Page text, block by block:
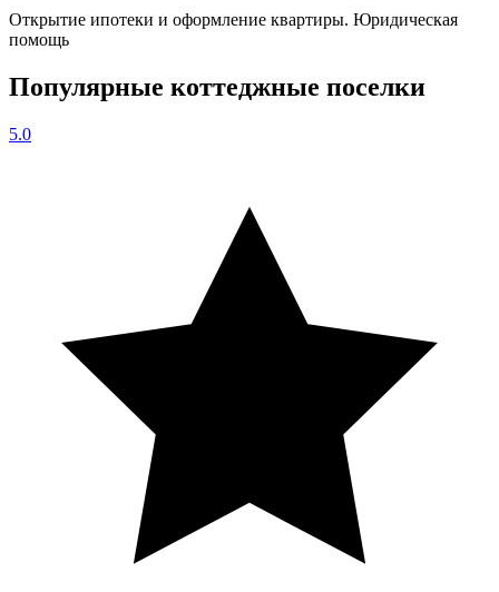
Открытие ипотеки и оформление квартиры. Юридическая
помощь
Популярные коттеджные поселки
5.0